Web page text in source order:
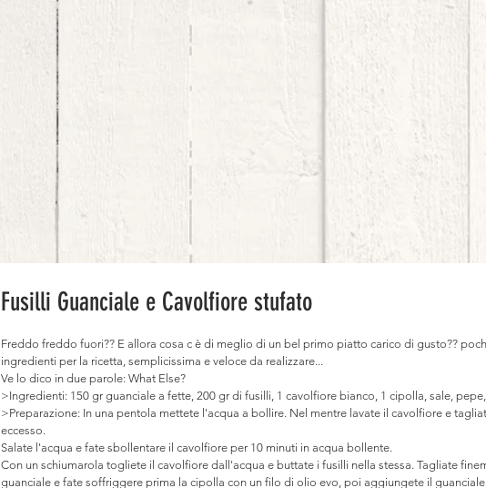
Fusilli Guanciale e Cavolfiore stufato
Freddo freddo fuori?? E allora cosa c è di meglio di un bel primo piatto carico di gusto??
ingredienti per la ricetta, semplicissima e veloce da realizzare...
Ve lo dico in due parole: What Else?
>Ingredienti: 150 gr guanciale a fette, 200 gr di fusilli, 1 cavolfiore bianco, 1 cipolla, sale,
>Preparazione: In una pentola mettete l'acqua a bollire. Nel mentre lavate il cavolfiore e
eccesso.
Salate l'acqua e fate sbollentare il cavolfiore per 10 minuti in acqua bollente.
Con un schiumarola togliete il cavolfiore dall'acqua e buttate i fusilli nella stessa. Tagliate
guanciale e fate soffriggere prima la cipolla con un filo di olio evo, poi aggiungete il